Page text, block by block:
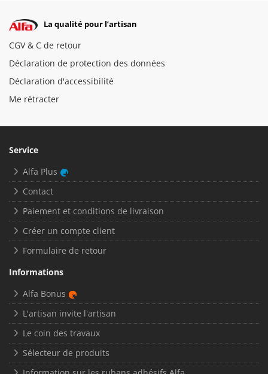
La qualité pour l’artisan
CGV & C de retour
Déclaration de protection des données
Déclaration d'accessibilité
Me rétracter
Service
Alfa Plus
Contact
Paiement et conditions de livraison
Créer un compte client
Formulaire de retour
Informations
Alfa Bonus
L'artisan invite l'artisan
Le coin des travaux
Sélecteur de produits